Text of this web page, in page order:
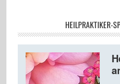
HEILPRAKTIKER-